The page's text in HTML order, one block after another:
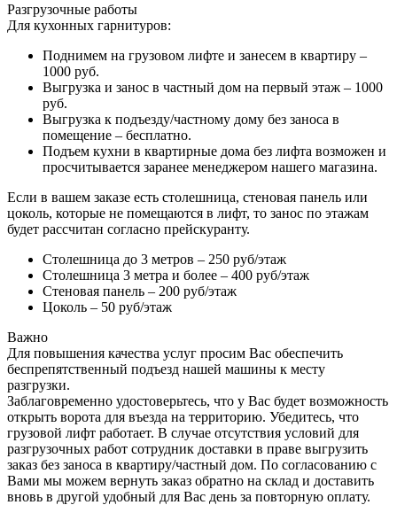
Разгрузочные работы
Для кухонных гарнитуров:
Поднимем на грузовом лифте и занесем в квартиру –
1000 руб.
Выгрузка и занос в частный дом на первый этаж – 1000
руб.
Выгрузка к подъезду/частному дому без заноса в
помещение – бесплатно.
Подъем кухни в квартирные дома без лифта возможен и
просчитывается заранее менеджером нашего магазина.
Если в вашем заказе есть столешница, стеновая панель или
цоколь, которые не помещаются в лифт, то занос по этажам
будет рассчитан согласно прейскуранту.
Столешница до 3 метров – 250 руб/этаж
Столешница 3 метра и более – 400 руб/этаж
Стеновая панель – 200 руб/этаж
Цоколь – 50 руб/этаж
Важно
Для повышения качества услуг просим Вас обеспечить
беспрепятственный подъезд нашей машины к месту
разгрузки.
Заблаговременно удостоверьтесь, что у Вас будет возможность
открыть ворота для въезда на территорию. Убедитесь, что
грузовой лифт работает. В случае отсутствия условий для
разгрузочных работ сотрудник доставки в праве выгрузить
заказ без заноса в квартиру/частный дом. По согласованию с
Вами мы можем вернуть заказ обратно на склад и доставить
вновь в другой удобный для Вас день за повторную оплату.